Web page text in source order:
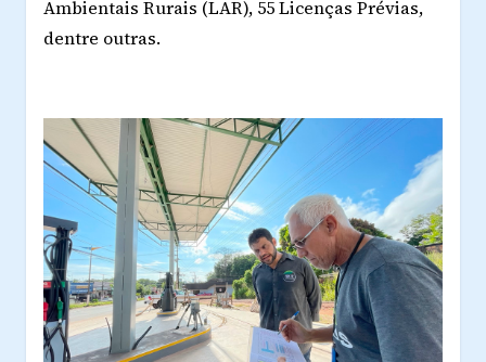
Ambientais Rurais (LAR), 55 Licenças Prévias,
dentre outras.